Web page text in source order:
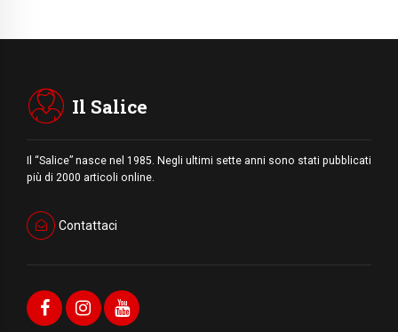
Il Salice
Il “Salice” nasce nel 1985. Negli ultimi sette anni sono stati pubblicati
più di 2000 articoli online.
Contattaci